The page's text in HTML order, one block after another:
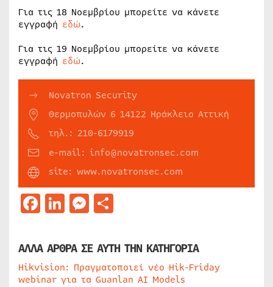
Για τις 18 Νοεμβρίου μπορείτε να κάνετε
εγγραφή εδώ.
Για τις 19 Νοεμβρίου μπορείτε να κάνετε
εγγραφή εδώ.
Novatron Security
Θερμοπυλών 6 14122 Ηράκλειο Αττική
τηλ.: 210-6179919
e-mail: info@novatronsec.com
site: www.novatronsec.com
Facebook
LinkedIn
Messenger
ΑΛΛΑ ΑΡΘΡΑ ΣΕ ΑΥΤΗ ΤΗΝ ΚΑΤΗΓΟΡΙΑ
Hikvision: Πραγματοποιεί νέο Hik-Friday
webinar για τα Guanlan AI Models